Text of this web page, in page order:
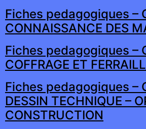
Fiches pedagogiques –
CONNAISSANCE DES
Fiches pedagogiques –
COFFRAGE ET
Fiches pedagogiques –
DESSIN TECHNIQUE –
CONSTRUCTION